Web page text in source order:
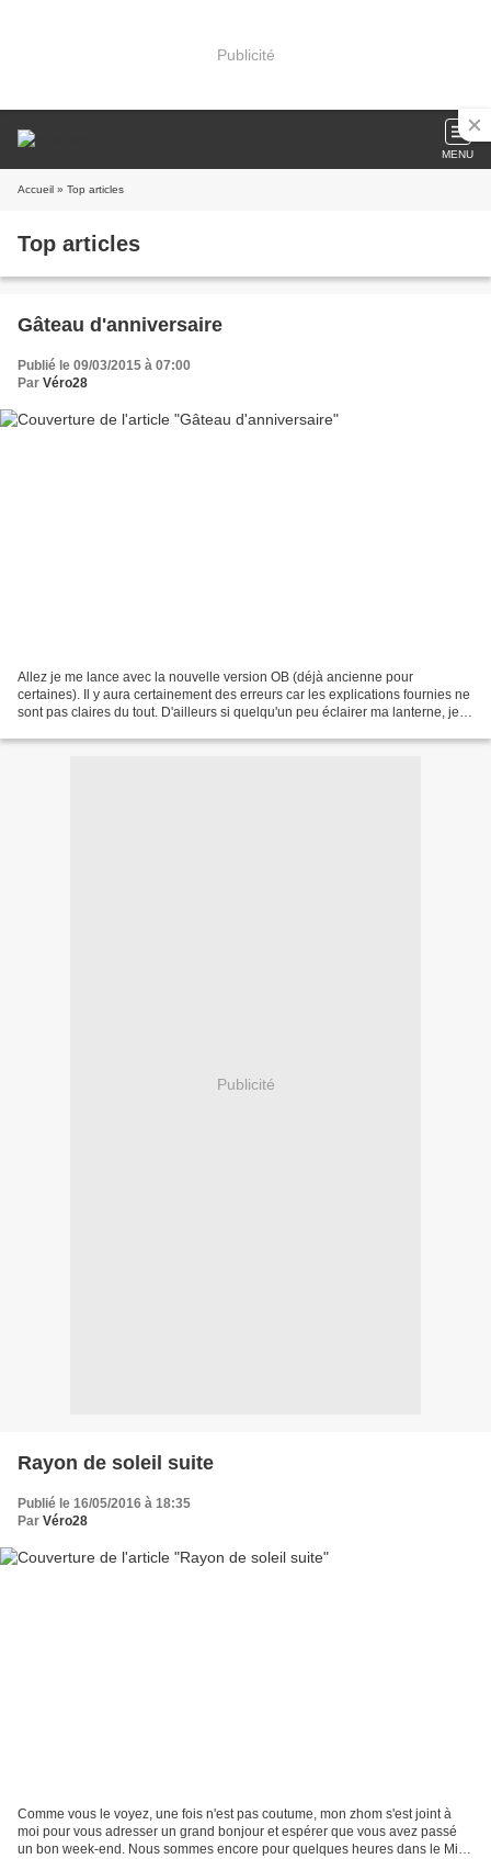
Publicité
MENU
Accueil » Top articles
Top articles
Gâteau d'anniversaire
Publié le 09/03/2015 à 07:00
Par Véro28
Allez je me lance avec la nouvelle version OB (déjà ancienne pour
certaines). Il y aura certainement des erreurs car les explications fournies ne
sont pas claires du tout. D'ailleurs si quelqu'un peu éclairer ma lanterne, je
Publicité
Rayon de soleil suite
Publié le 16/05/2016 à 18:35
Par Véro28
Comme vous le voyez, une fois n'est pas coutume, mon zhom s'est joint à
moi pour vous adresser un grand bonjour et espérer que vous avez passé
un bon week-end. Nous sommes encore pour quelques heures dans le Midi